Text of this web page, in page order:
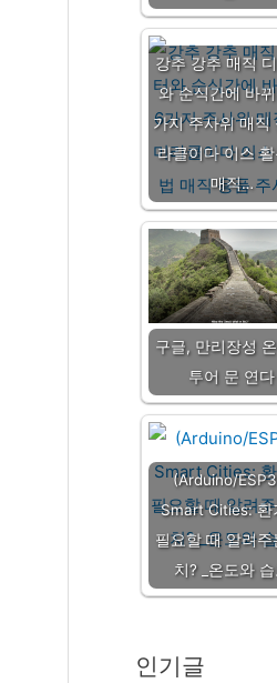
강추 강추 매직
와 순식간에 바
가지 주사위 매직
라클이다 이스
매직…
구글, 만리장성
투어 문 연다
(Arduino/
Smart Cities: 환
필요할 때 알려주
치? _온도와 습
인기글